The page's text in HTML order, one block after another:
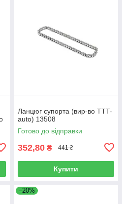
Ланцюг супорта (вир-во TTT-
auto) 13508
Готово до відправки
352,80 ₴ 441 ₴
Купити
–20%